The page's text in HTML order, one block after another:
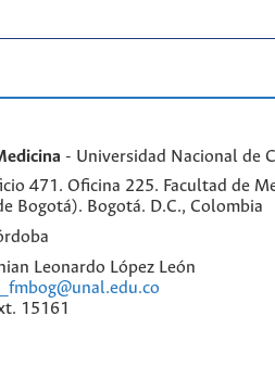
- Universidad Nacional de
471. Oficina 225. Facultad de
Bogotá). Bogotá. D.C., Colombia
Leonardo López León
15161